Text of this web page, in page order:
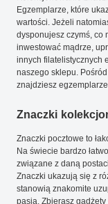
Egzemplarze, które
wartości. Jeżeli
dysponujesz czymś, co
inwestować mądrze,
innych filatelistycznych
naszego sklepu.
znajdziesz
Znaczki
Znaczki pocztowe to
Na świecie bardzo
związane z daną
Znaczki ukazują się z
stanowią znakomite
pasją. Zbierasz